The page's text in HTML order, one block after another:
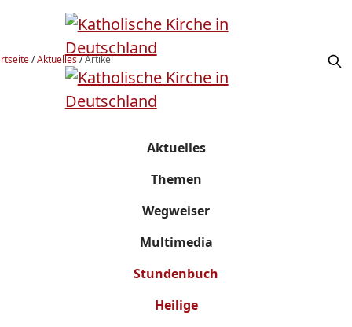
/Aktuelles/Artikel
Aktuelles
Themen
Wegweiser
Multimedia
Stundenbuch
Heilige